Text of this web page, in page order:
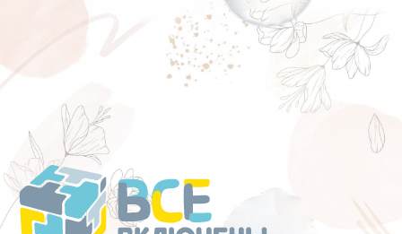
Перейти
к
содержанию